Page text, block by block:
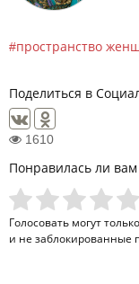
пространство
Поделиться в
1610
Понравилась ли вам
Голосовать могут только
и не заблокированные